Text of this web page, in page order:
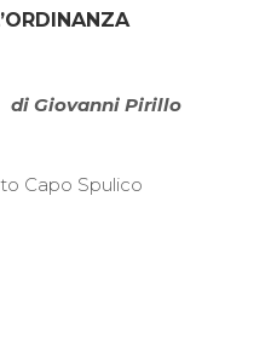
di Giovanni Pirillo
Capo Spulico